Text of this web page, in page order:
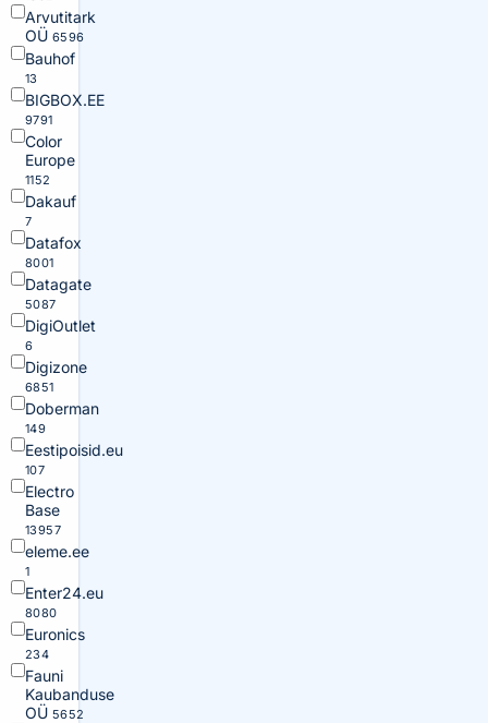
Arvutitark
OÜ 6596
Bauhof
13
BIGBOX.EE
9791
Color
Europe
1152
Dakauf
7
Datafox
8001
Datagate
5087
DigiOutlet
6
Digizone
6851
Doberman
149
Eestipoisid.eu
107
Electro
Base
13957
eleme.ee
1
Enter24.eu
8080
Euronics
234
Fauni
Kaubanduse
OÜ 5652